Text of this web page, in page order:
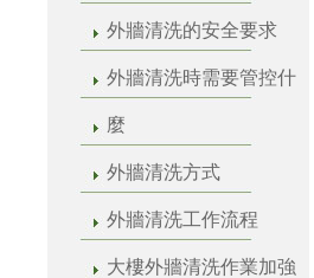
外牆清洗的安全要求
外牆清洗時需要管控什
麼
外牆清洗方式
外牆清洗工作流程
大樓外牆清洗作業加強